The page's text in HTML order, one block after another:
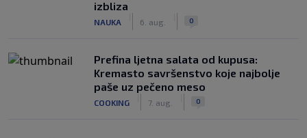
izbliza
NAUKA 6. aug. 0
Prefina ljetna salata od kupusa:
Kremasto savršenstvo koje najbolje
paše uz pečeno meso
COOKING 7. aug. 0